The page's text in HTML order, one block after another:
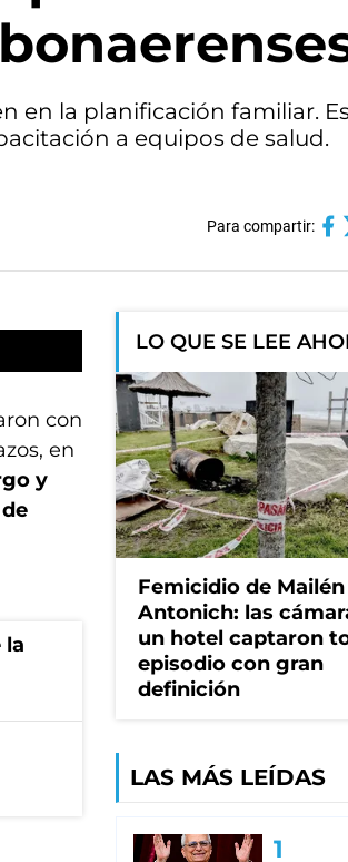
en la planificación familiar.
a equipos de salud.
Para compartir:
con
en
y
la
LO QUE SE LEE
Femicidio de Mailén
Antonich: las
un hotel captaron
episodio con gran
definición
LAS MÁS LEÍDAS